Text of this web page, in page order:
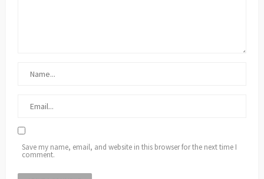
Save my name, email, and website in this browser for the next time I
comment.